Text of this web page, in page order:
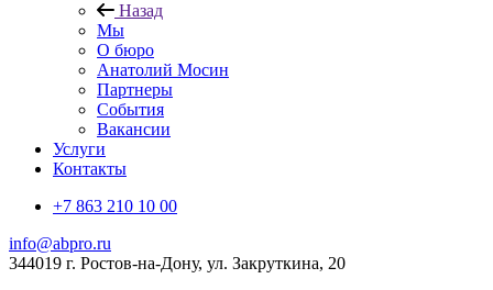
Назад
Мы
О бюро
Анатолий Мосин
Партнеры
События
Вакансии
Услуги
Контакты
+7 863 210 10 00
info@abpro.ru
344019 г. Ростов-на-Дону, ул. Закруткина, 20